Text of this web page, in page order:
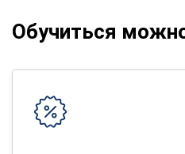
Обучиться